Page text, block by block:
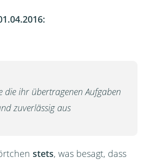
die ihr übertragenen Aufgaben
zuverlässig aus
stets, was besagt, dass